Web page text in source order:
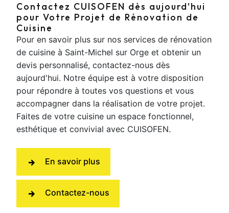
Contactez CUISOFEN dès aujourd'hui
pour Votre Projet de Rénovation de
Cuisine
Pour en savoir plus sur nos services de rénovation
de cuisine à Saint-Michel sur Orge et obtenir un
devis personnalisé, contactez-nous dès
aujourd'hui. Notre équipe est à votre disposition
pour répondre à toutes vos questions et vous
accompagner dans la réalisation de votre projet.
Faites de votre cuisine un espace fonctionnel,
esthétique et convivial avec CUISOFEN.
En savoir plus
Contactez-nous